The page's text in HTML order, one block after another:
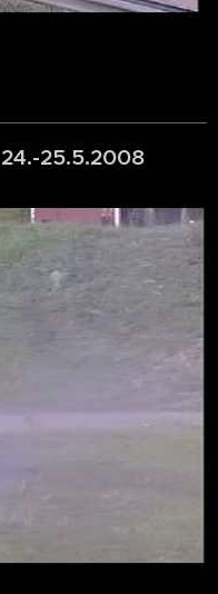
25.5.2008